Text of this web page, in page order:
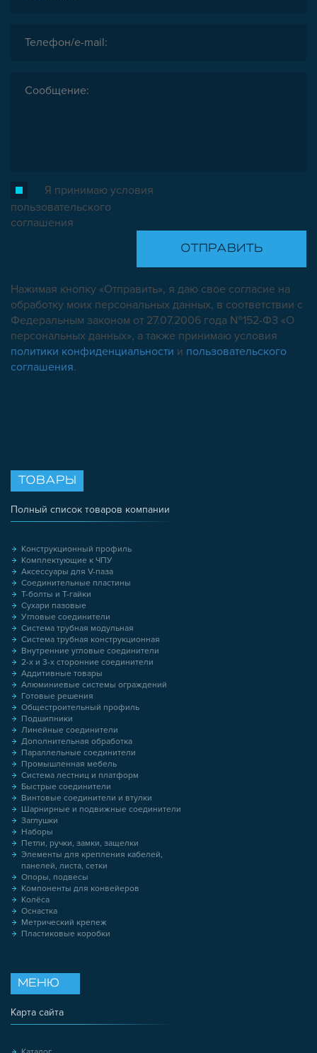
Я принимаю условия
пользовательского
соглашения
Нажимая кнопку «Отправить», я даю свое согласие на
обработку моих персональных данных, в соответствии с
Федеральным законом от 27.07.2006 года №152-ФЗ «О
персональных данных», а также принимаю условия
политики конфиденциальности и пользовательского
соглашения.
ТОВАРЫ
Полный список товаров компании
Конструкционный профиль
Комплектующие к ЧПУ
Аксессуары для V-паза
Соединительные пластины
Т-болты и Т-гайки
Сухари пазовые
Угловые соединители
Система трубная модульная
Система трубная конструкционная
Внутренние угловые соединители
2-х и 3-х сторонние соединители
Аддитивные товары
Алюминиевые системы ограждений
Готовые решения
Общестроительный профиль
Подшипники
Линейные соединители
Дополнительная обработка
Параллельные соединители
Промышленная мебель
Система лестниц и платформ
Быстрые соединители
Винтовые соединители и втулки
Шарнирные и подвижные соединители
Заглушки
Наборы
Петли, ручки, замки, защелки
Элементы для крепления кабелей,
панелей, листа, сетки
Опоры, подвесы
Компоненты для конвейеров
Колёса
Оснастка
Метрический крепеж
Пластиковые коробки
МЕНЮ
Карта сайта